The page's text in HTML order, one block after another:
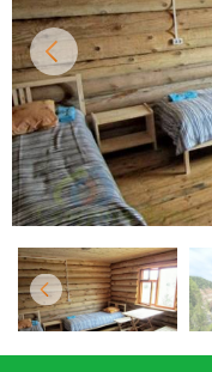
Красноборский район
Северодвинск